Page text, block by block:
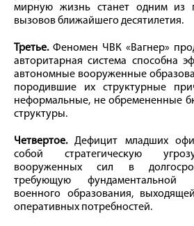
мирную жизнь станет одним из
вызовов ближайшего десятилетия.
Третье.Феномен ЧВК «Вагнер»
авторитарная система способна
автономные вооруженные
породившие их структурные
неформальные, не обремененные
структуры.
Четвертое.Дефицит младших
собой стратегическую
вооруженных сил в
требующую фундаментальной
военного образования,
оперативных потребностей.